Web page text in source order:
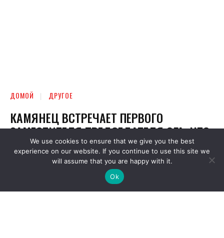
We use cookies to ensure that we give you the best
experience on our website. If you continue to use this site we
will assume that you are happy with it.
Ok